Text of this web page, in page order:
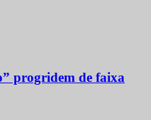
progridem de faixa